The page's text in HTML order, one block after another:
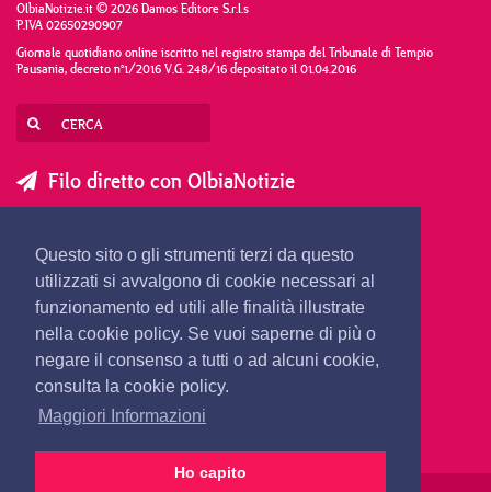
Questo sito o gli strumenti terzi da questo
utilizzati si avvalgono di cookie necessari al
funzionamento ed utili alle finalità illustrate
nella cookie policy. Se vuoi saperne di più o
negare il consenso a tutti o ad alcuni cookie,
consulta la cookie policy.
Maggiori Informazioni
Ho capito
OlbiaNotizie.it © 2026 Damos Editore S.r.l.s
P.IVA 02650290907
Giornale quotidiano online iscritto nel registro stampa del Tribunale di Tempio
Pausania, decreto n°1/2016 V.G. 248/16 depositato il 01.04.2016
Filo diretto con OlbiaNotizie
SEGNALA UNA NOTIZIA
SEGNALA UN EVENTO
redazione@olbianotizie.it